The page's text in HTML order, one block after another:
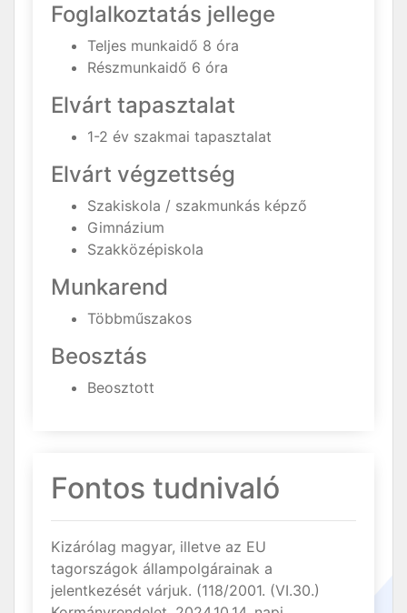
Foglalkoztatás jellege
Teljes munkaidő 8 óra
Részmunkaidő 6 óra
Elvárt tapasztalat
1-2 év szakmai tapasztalat
Elvárt végzettség
Szakiskola / szakmunkás képző
Gimnázium
Szakközépiskola
Munkarend
Többműszakos
Beosztás
Beosztott
Fontos tudnivaló
Kizárólag magyar, illetve az EU
tagországok állampolgárainak a
jelentkezését várjuk. (118/2001. (VI.30.)